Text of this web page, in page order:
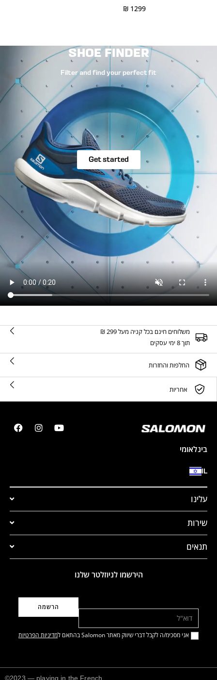
1299 ₪
SHOE FINDER
Filter and find your perfect fit
Get started
משלוחים חינם בכל קניה מעל 299 ₪
תוך 8 ימי עסקים
החלפות והחזרות
אחריות
בינלאומי
IL
עלינו
שירות
תנאים
הירשמו לניוזלטר שלנו
אני מסכימ/ה לקבל דברי שיווק מאתר Salomon בהתאם ל מדיניות הפרטיות
©2023 — playing in the French